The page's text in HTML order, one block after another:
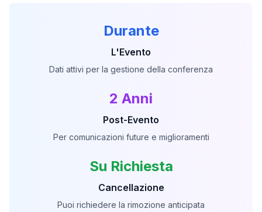
Durante
L'Evento
Dati attivi per la gestione della conferenza
2 Anni
Post-Evento
Per comunicazioni future e miglioramenti
Su Richiesta
Cancellazione
Puoi richiedere la rimozione anticipata